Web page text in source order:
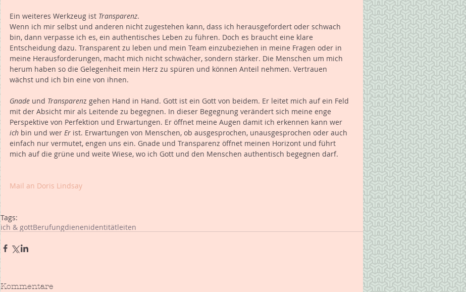
Ein weiteres Werkzeug ist Transparenz.
Wenn ich mir selbst und anderen nicht zugestehen kann, dass ich herausgefordert oder schwach
bin, dann verpasse ich es, ein authentisches Leben zu führen. Doch es braucht eine klare
Entscheidung dazu. Transparent zu leben und mein Team einzubeziehen in meine Fragen oder in
meine Herausforderungen, macht mich nicht schwächer, sondern stärker. Die Menschen um mich
herum haben so die Gelegenheit mein Herz zu spüren und können Anteil nehmen. Vertrauen
wächst und ich bin eine von ihnen.
Gnade und Transparenz gehen Hand in Hand. Gott ist ein Gott von beidem. Er leitet mich auf ein Feld
mit der Absicht mir als Leitende zu begegnen. In dieser Begegnung verändert sich meine enge
Perspektive von Perfektion und Erwartungen. Er öffnet meine Augen damit ich erkennen kann wer
ich bin und wer Er ist. Erwartungen von Menschen, ob ausgesprochen, unausgesprochen oder auch
einfach nur vermutet, engen uns ein. Gnade und Transparenz öffnet meinen Horizont und führt
mich auf die grüne und weite Wiese, wo ich Gott und den Menschen authentisch begegnen darf.
Mail an Doris Lindsay
Tags:
ich & gottBerufungdienenidentitätleiten
Kommentare